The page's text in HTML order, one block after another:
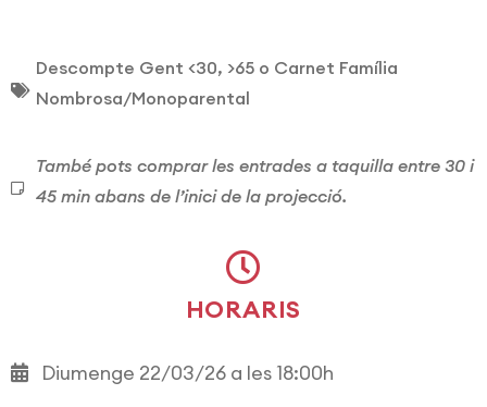
Descompte Gent <30, >65 o Carnet Família
Nombrosa/Monoparental
També pots comprar les entrades a taquilla entre 30 i
45 min abans de l’inici de la projecció.
HORARIS
Diumenge 22/03/26 a les 18:00h